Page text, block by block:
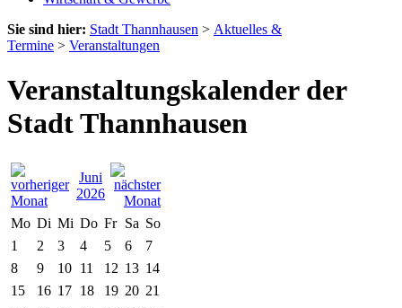
Sie sind hier: Stadt Thannhausen > Aktuelles &
Termine > Veranstaltungen
Veranstaltungskalender der
Stadt Thannhausen
Juni
2026
Mo Di Mi Do Fr Sa So
1
2 3 4 5 6
7
8
9 10 11 12 13 14
15
16 17 18 19 20 21